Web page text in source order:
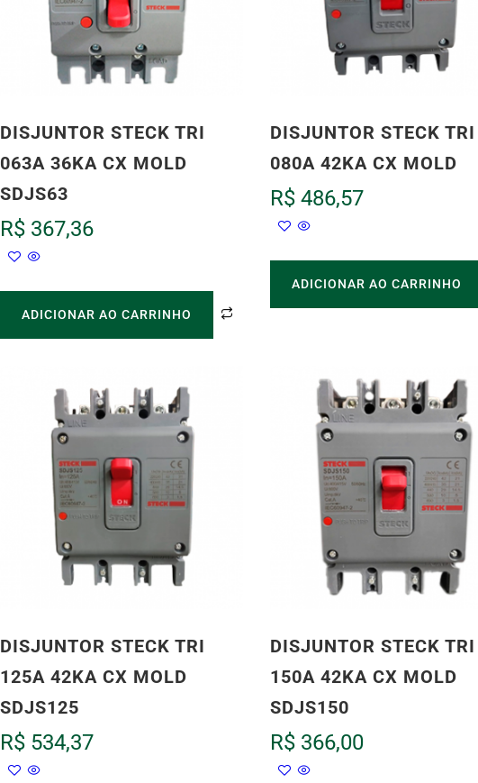
DISJUNTOR STECK TRI
063A 36KA CX MOLD
SDJS63
R$ 367,36
ADICIONAR AO CARRINHO
DISJUNTOR STECK TRI
080A 42KA CX MOLD
R$ 486,57
ADICIONAR AO CARRINHO
DISJUNTOR STECK TRI
125A 42KA CX MOLD
SDJS125
R$ 534,37
DISJUNTOR STECK TRI
150A 42KA CX MOLD
SDJS150
R$ 366,00